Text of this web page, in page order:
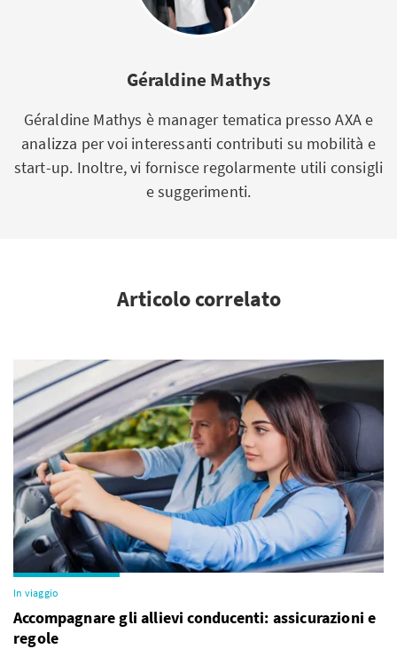
Géraldine Mathys
Géraldine Mathys è manager tematica presso AXA e
analizza per voi interessanti contributi su mobilità e
start-up. Inoltre, vi fornisce regolarmente utili consigli
e suggerimenti.
Articolo correlato
In viaggio
Accompagnare gli allievi conducenti: assicurazioni e
regole